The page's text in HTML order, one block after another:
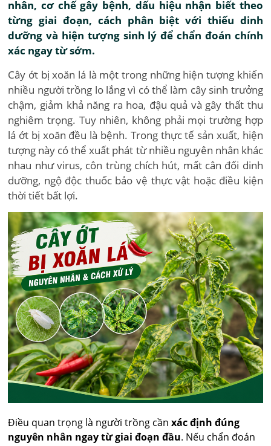
nhân, cơ chế gây bệnh, dấu hiệu nhận biết theo
từng giai đoạn, cách phân biệt với thiếu dinh
dưỡng và hiện tượng sinh lý để chẩn đoán chính
xác ngay từ sớm.
Cây ớt bị xoăn lá là một trong những hiện tượng khiến
nhiều người trồng lo lắng vì có thể làm cây sinh trưởng
chậm, giảm khả năng ra hoa, đậu quả và gây thất thu
nghiêm trọng. Tuy nhiên, không phải mọi trường hợp
lá ớt bị xoăn đều là bệnh. Trong thực tế sản xuất, hiện
tượng này có thể xuất phát từ nhiều nguyên nhân khác
nhau như virus, côn trùng chích hút, mất cân đối dinh
dưỡng, ngộ độc thuốc bảo vệ thực vật hoặc điều kiện
thời tiết bất lợi.
Điều quan trọng là người trồng cầnxác định đúng
nguyên nhân ngay từ giai đoạn đầu. Nếu chẩn đoán